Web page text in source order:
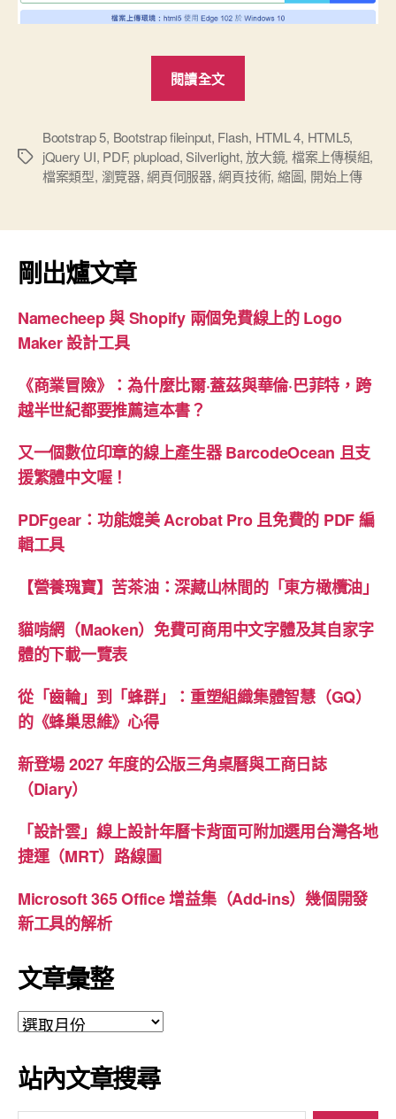
閱讀全文
檔
案
上
模
標
Bootstrap 5, Bootstrap fileinput, Flash, HTML 4, HTML5,
jQuery UI, PDF, plupload,Silverlight,放大鏡, 檔案上傳模組,
檔案類型, 瀏覽器,網頁伺服器,網頁技術, 縮圖, 開始上傳
剛出爐文章
Namecheep 與 Shopify 兩個免費線上的 Logo
Maker 設計工具
《商業冒險》：為什麼比爾·蓋茲與華倫·巴菲特，跨
越半世紀都要推薦這本書？
又一個數位印章的線上產生器 BarcodeOcean 且支
援繁體中文喔！
PDFgear：功能媲美 Acrobat Pro 且免費的 PDF 編
輯工具
【營養瑰寶】苦茶油：深藏山林間的「東方橄欖油」
貓啃網（Maoken）免費可商用中文字體及其自家字
體的下載一覽表
從「齒輪」到「蜂群」：重塑組織集體智慧（GQ）
的《蜂巢思維》心得
新登場 2027 年度的公版三角桌曆與工商日誌
（Diary）
「設計雲」線上設計年曆卡背面可附加選用台灣各地
捷運（MRT）路線圖
Microsoft 365 Office 增益集（Add-ins）幾個開發
新工具的解析
文章彙整
文
彙
整
站內文章搜尋